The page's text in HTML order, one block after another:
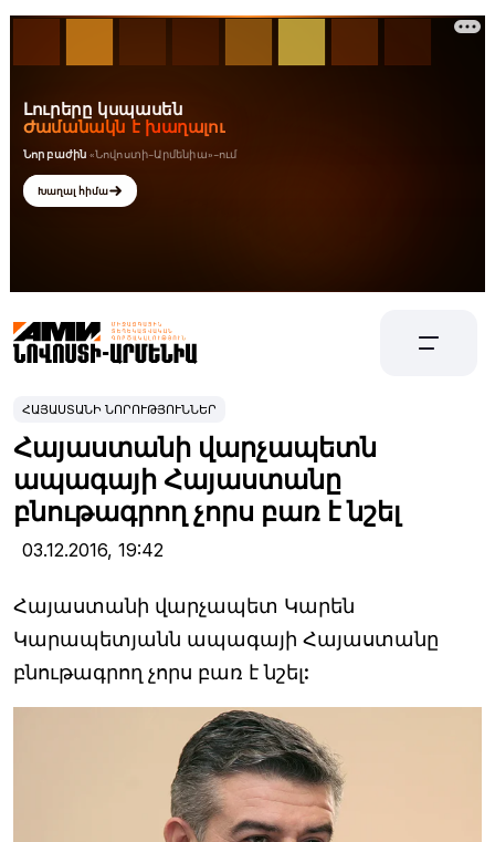
ՀԱՅԱՍՏԱՆԻ ՆՈՐՈՒԹՅՈՒՆՆԵՐ
Հայաստանի վարչապետն
ապագայի Հայաստանը
բնութագրող չորս բառ է նշել
03.12.2016, 19:42
Հայաստանի վարչապետ Կարեն
Կարապետյանն ապագայի Հայաստանը
բնութագրող չորս բառ է նշել: